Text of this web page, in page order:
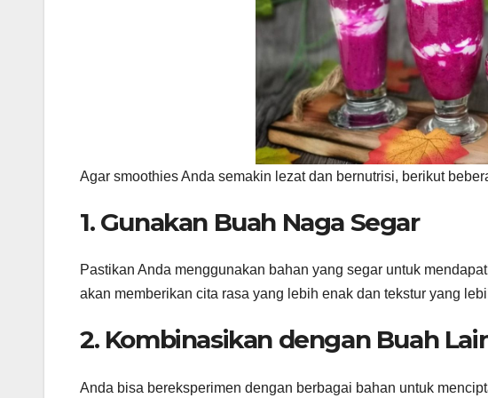
Agar smoothies Anda semakin lezat dan bernutrisi, berikut
1. Gunakan Buah Naga Segar
Pastikan Anda menggunakan bahan yang segar untuk
akan memberikan cita rasa yang lebih enak dan tekstur yang
2. Kombinasikan dengan Buah
Anda bisa bereksperimen dengan berbagai bahan untuk